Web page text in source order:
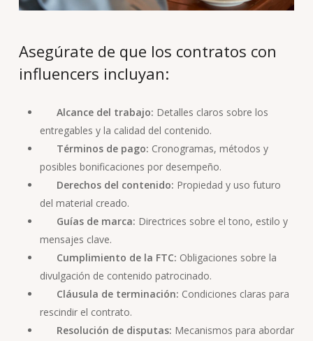
Asegúrate de que los contratos con
influencers incluyan:
Alcance del trabajo: Detalles claros sobre los
entregables y la calidad del contenido.
Términos de pago: Cronogramas, métodos y
posibles bonificaciones por desempeño.
Derechos del contenido: Propiedad y uso futuro
del material creado.
Guías de marca: Directrices sobre el tono, estilo y
mensajes clave.
Cumplimiento de la FTC: Obligaciones sobre la
divulgación de contenido patrocinado.
Cláusula de terminación: Condiciones claras para
rescindir el contrato.
Resolución de disputas: Mecanismos para abordar